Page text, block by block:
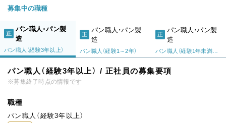
募集中の職種
正
パン職人・パン製
造
パン職人（経験3年以上）
正
パン職人・パン製
造
パン職人（経験1～2年）
正
パン職人・パン製
造
パン職人（経験1年未満／第二新卒）
パン職人（経験3年以上） / 正社員の募集要項
※募集終了時点の情報です
職種
パン職人（経験3年以上）